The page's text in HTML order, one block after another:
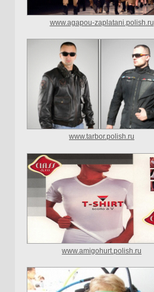
www.agapou-zaplatani.polish.ru
www.tarbor.polish.ru
www.amigohurt.polish.ru